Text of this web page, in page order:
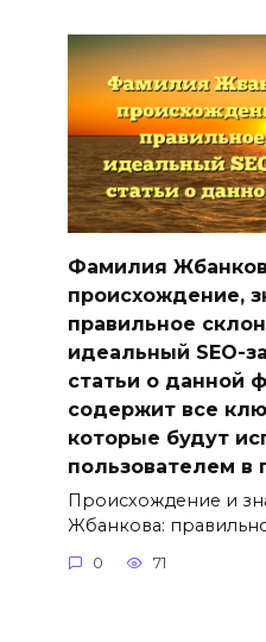
Фамилия
происхождение,
правильное
идеальный SEO-
статьи о данной
содержит все
которые будут
пользователем в
Происхождение и
Жбанкова:
0 71